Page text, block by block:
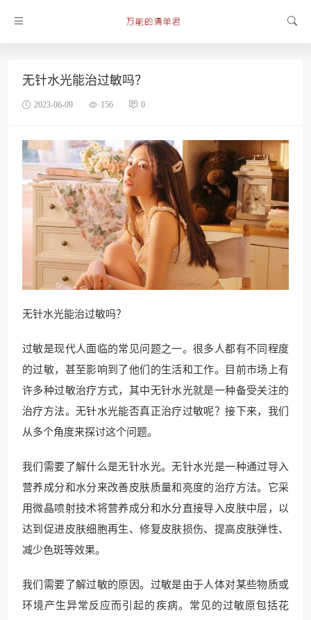
无针水光能治过敏吗？
2023-06-09 156 0
无针水光能治过敏吗？
过敏是现代人面临的常见问题之一。很多人都有不同程度
的过敏，甚至影响到了他们的生活和工作。目前市场上有
许多种过敏治疗方式，其中无针水光就是一种备受关注的
治疗方法。无针水光能否真正治疗过敏呢？接下来，我们
从多个角度来探讨这个问题。
我们需要了解什么是无针水光。无针水光是一种通过导入
营养成分和水分来改善皮肤质量和亮度的治疗方法。它采
用微晶喷射技术将营养成分和水分直接导入皮肤中层，以
达到促进皮肤细胞再生、修复皮肤损伤、提高皮肤弹性、
减少色斑等效果。
我们需要了解过敏的原因。过敏是由于人体对某些物质或
环境产生异常反应而引起的疾病。常见的过敏原包括花